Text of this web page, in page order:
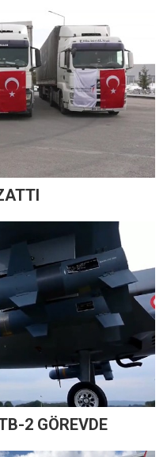
2 GÖREVDE